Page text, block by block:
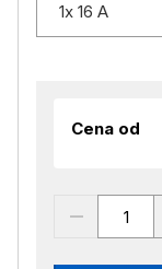
1x 16 A
Cena od